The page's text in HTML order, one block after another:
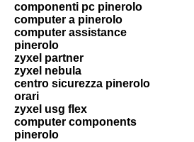
componenti pc pinerolo
computer a pinerolo
computer assistance
pinerolo
zyxel partner
zyxel nebula
centro sicurezza pinerolo
orari
zyxel usg flex
computer components
pinerolo